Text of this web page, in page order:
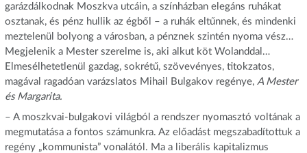
garázdálkodnak Moszkva utcáin, a színházban elegáns ruhákat
osztanak, és pénz hullik az égből – a ruhák eltűnnek, és mindenki
meztelenül bolyong a városban, a pénznek szintén nyoma vész…
Megjelenik a Mester szerelme is, aki alkut köt Wolanddal…
Elmesélhetetlenül gazdag, sokrétű, szövevényes, titokzatos,
magával ragadóan varázslatos Mihail Bulgakov regénye, A Mester
és Margarita.
– A moszkvai-bulgakovi világból a rendszer nyomasztó voltának a
megmutatása a fontos számunkra. Az előadást megszabadítottuk a
regény „kommunista” vonalától. Ma a liberális kapitalizmus